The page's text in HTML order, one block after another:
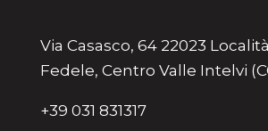
Via Casasco, 64 22023
Fedele, Centro Valle Intelvi
+39 031 831317